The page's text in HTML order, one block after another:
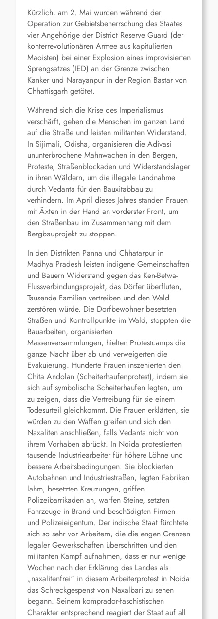
Kürzlich, am 2. Mai wurden während der
Operation zur Gebietsbeherrschung des Staates
vier Angehörige der District Reserve Guard (der
konterrevolutionären Armee aus kapitulierten
Maoisten) bei einer Explosion eines improvisierten
Sprengsatzes (IED) an der Grenze zwischen
Kanker und Narayanpur in der Region Bastar von
Chhattisgarh getötet.
Während sich die Krise des Imperialismus
verschärft, gehen die Menschen im ganzen Land
auf die Straße und leisten militanten Widerstand.
In Sijimali, Odisha, organisieren die Adivasi
ununterbrochene Mahnwachen in den Bergen,
Proteste, Straßenblockaden und Widerstandslager
in ihren Wäldern, um die illegale Landnahme
durch Vedanta für den Bauxitabbau zu
verhindern. Im April dieses Jahres standen Frauen
mit Äxten in der Hand an vorderster Front, um
den Straßenbau im Zusammenhang mit dem
Bergbauprojekt zu stoppen.
In den Distrikten Panna und Chhatarpur in
Madhya Pradesh leisten indigene Gemeinschaften
und Bauern Widerstand gegen das Ken-Betwa-
Flussverbindungsprojekt, das Dörfer überfluten,
Tausende Familien vertreiben und den Wald
zerstören würde. Die Dorfbewohner besetzten
Straßen und Kontrollpunkte im Wald, stoppten die
Bauarbeiten, organisierten
Massenversammlungen, hielten Protestcamps die
ganze Nacht über ab und verweigerten die
Evakuierung. Hunderte Frauen inszenierten den
Chita Andolan (Scheiterhaufenprotest), indem sie
sich auf symbolische Scheiterhaufen legten, um
zu zeigen, dass die Vertreibung für sie einem
Todesurteil gleichkommt. Die Frauen erklärten, sie
würden zu den Waffen greifen und sich den
Naxaliten anschließen, falls Vedanta nicht von
ihrem Vorhaben abrückt. In Noida protestierten
tausende Industriearbeiter für höhere Löhne und
bessere Arbeitsbedingungen. Sie blockierten
Autobahnen und Industriestraßen, legten Fabriken
lahm, besetzten Kreuzungen, griffen
Polizeibarrikaden an, warfen Steine, setzten
Fahrzeuge in Brand und beschädigten Firmen-
und Polizeieigentum. Der indische Staat fürchtete
sich so sehr vor Arbeitern, die die engen Grenzen
legaler Gewerkschaften überschritten und den
militanten Kampf aufnahmen, dass er nur wenige
Wochen nach der Erklärung des Landes als
„naxalitenfrei“ in diesem Arbeiterprotest in Noida
das Schreckgespenst von Naxalbari zu sehen
begann. Seinem komprador-faschistischen
Charakter entsprechend reagiert der Staat auf all